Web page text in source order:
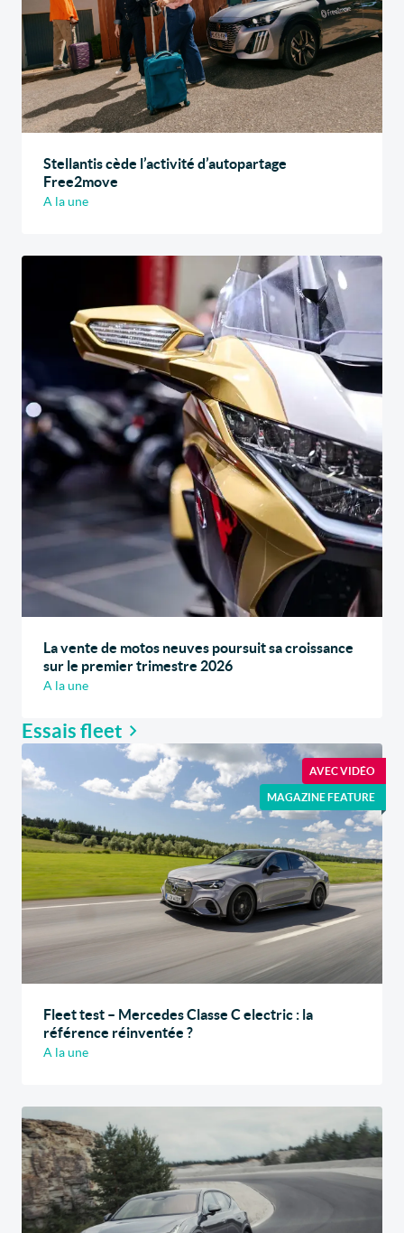
Stellantis cède l’activité d’autopartage
Free2move
A la une
La vente de motos neuves poursuit sa croissance
sur le premier trimestre 2026
A la une
Essais fleet
AVEC VIDÉO
MAGAZINE FEATURE
Fleet test – Mercedes Classe C electric : la
référence réinventée ?
A la une